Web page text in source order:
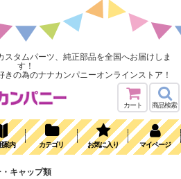
タムパーツ、純正部品を全国へお届けしま
す！
の為のナナカンパニーオンラインストア！
カート 商品検索
案内 カテゴリ お気に入り マイページ
キャップ類